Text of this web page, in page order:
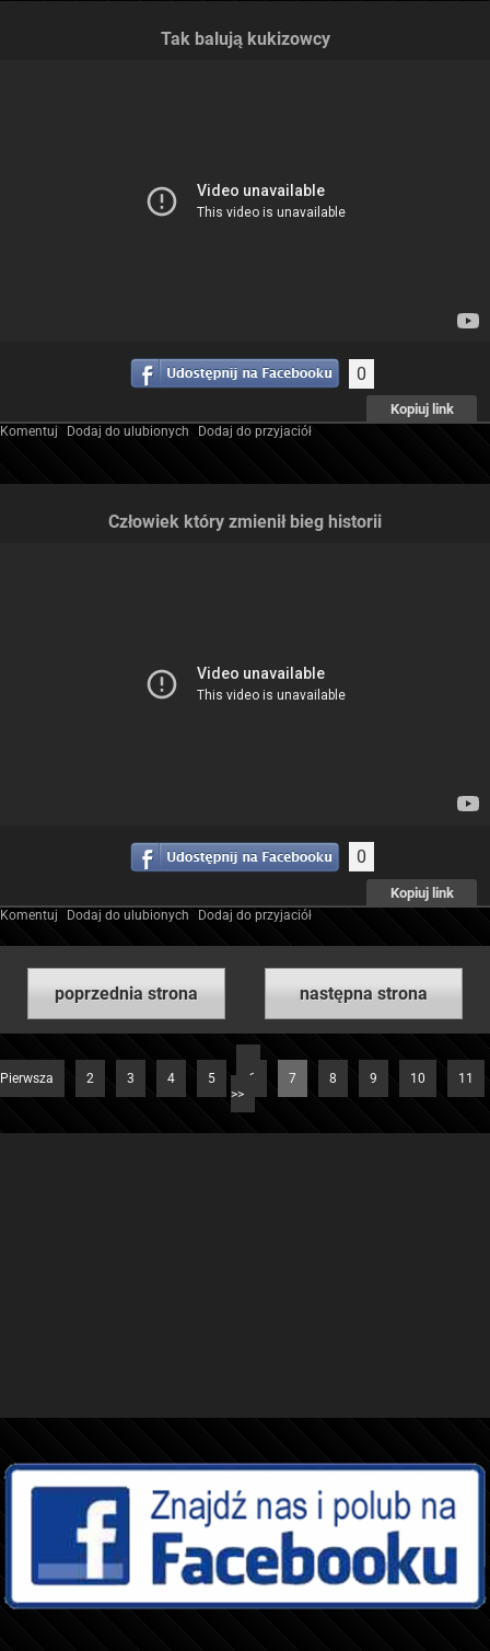
Tak balują kukizowcy
0
Kopiuj link
Komentuj Dodaj do ulubionych Dodaj do przyjaciół
Człowiek który zmienił bieg historii
0
Kopiuj link
Komentuj Dodaj do ulubionych Dodaj do przyjaciół
poprzednia strona następna strona
Pierwsza
2 3 4 5 6 7 8 9 10
11
>>